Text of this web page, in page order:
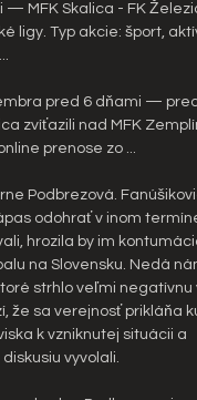
— MFK Skalica - FK
ligy. Typ akcie: šport,
pred 6 dňami —
zvíťazili nad MFK
prenose zo ...
Podbrezová.
odohrať v inom
hrozila by im
na Slovensku. Nedá
strhlo veľmi negatívnu
že sa verejnosť prikláňa
k vzniknutej situácii a
vyvolali.